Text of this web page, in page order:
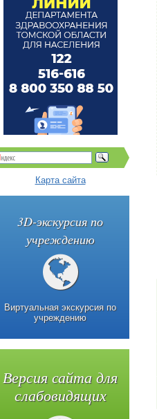
Карта сайта
3D-экскурсия по
учреждению
Виртуальная экскурсия по
учреждению
Версия сайта для
слабовидящих